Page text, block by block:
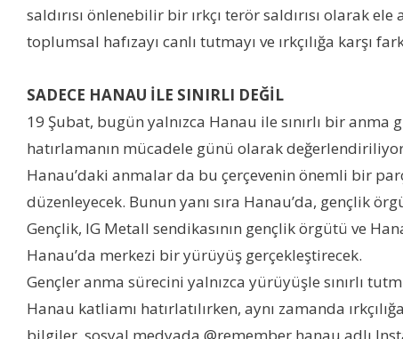
saldırısı önlenebilir bir ırkçı terör saldırısı olarak
toplumsal hafızayı canlı tutmayı ve ırkçılığa karşı
SADECE HANAU İLE SINIRLI DEĞİL
19 Şubat, bugün yalnızca Hanau ile sınırlı bir anma
hatırlamanın mücadele günü olarak
Hanau’daki anmalar da bu çerçevenin önemli bir
düzenleyecek. Bunun yanı sıra Hanau’da, gençlik
Gençlik, IG Metall sendikasının gençlik örgütü ve
Hanau’da merkezi bir yürüyüş gerçekleştirecek.
Gençler anma sürecini yalnızca yürüyüşle sınırlı
Hanau katliamı hatırlatılırken, aynı zamanda